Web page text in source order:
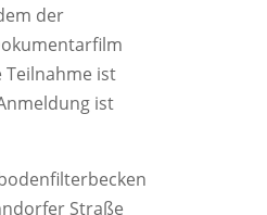
der
Teilnahme ist
ist
Straße